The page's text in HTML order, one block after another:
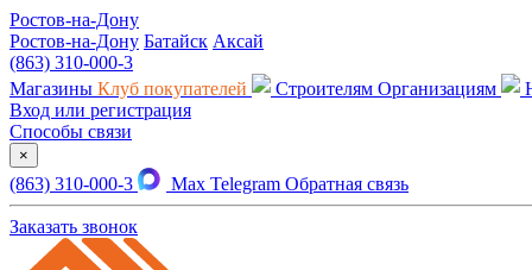
Ростов-на-Дону
Ростов-на-Дону Батайск Аксай
(863) 310-000-3
Магазины Клуб покупателей Строителям Организациям
Вход или регистрация
Способы связи
×
(863) 310-000-3 Max Telegram Обратная связь
Заказать звонок